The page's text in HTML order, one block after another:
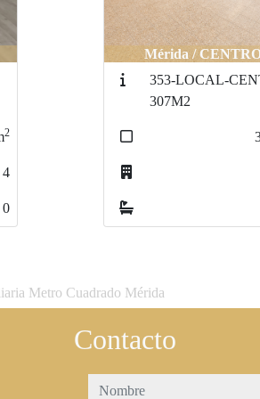
2
4
0
Mérida /
353-LOCAL-
307M2
m
Mérida /
353-LOCAL-
307M2
Metro Cuadrado Mérida
Contacto
nombre